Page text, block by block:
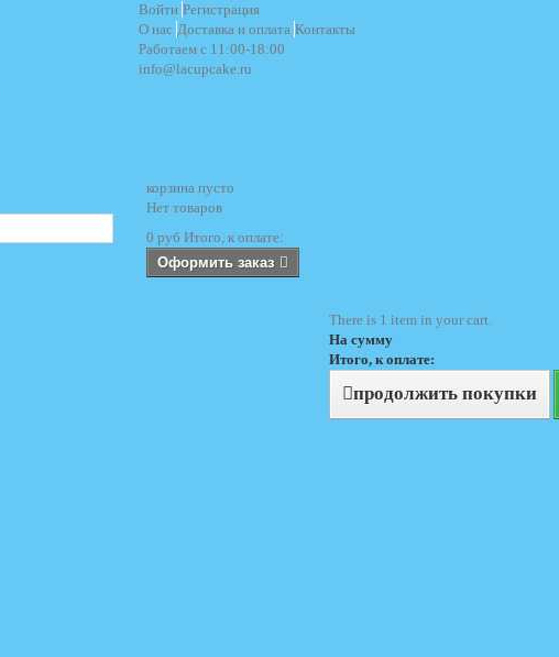
Войти Регистрация
О нас Доставка и оплата Контакты
Работаем с 11:00-18:00
info@lacupcake.ru
корзина пусто
Нет товаров
0 руб Итого, к оплате:
Оформить заказ
There is 1 item in your cart.
На сумму
Итого, к оплате:
продолжить покупки